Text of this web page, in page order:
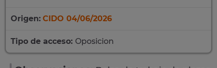
Origen: CIDO 04/06/2026
Tipo de acceso: Oposicion